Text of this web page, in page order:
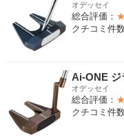
オデッセイ
総合評価：
クチコミ件
Ai-ONE ジ
オデッセイ
総合評価：
クチコミ件